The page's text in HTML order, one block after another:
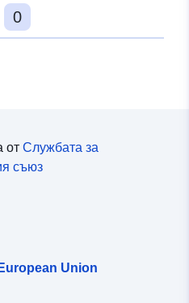
0
от Службата за
съюз
Union